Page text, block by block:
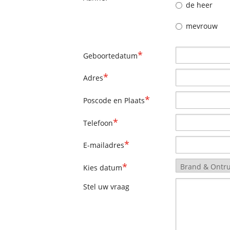
de heer
mevrouw
Geboortedatum*
Adres*
Poscode en Plaats*
Telefoon*
E-mailadres*
Kies datum*
Stel uw vraag